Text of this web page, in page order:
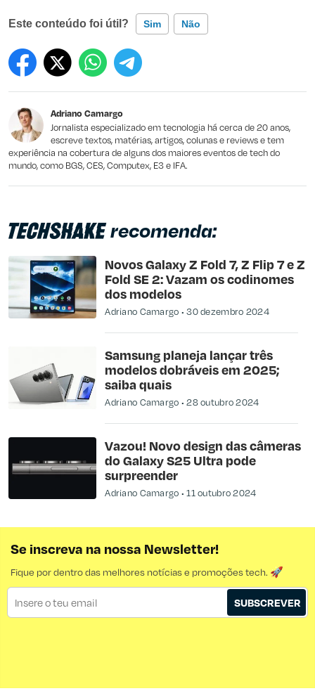
Este conteúdo foi útil? Sim Não
Este conteúdo contém informação incorreta
Outro
Adriano Camargo
Jornalista especializado em tecnologia há cerca de 20 anos,
escreve textos, matérias, artigos, colunas e reviews e tem
experiência na cobertura de alguns dos maiores eventos de tech do
mundo, como BGS, CES, Computex, E3 e IFA.
recomenda:
Novos Galaxy Z Fold 7, Z Flip 7 e Z
Fold SE 2: Vazam os codinomes
dos modelos
Adriano Camargo 30 dezembro 2024
Samsung planeja lançar três
modelos dobráveis em 2025;
saiba quais
Adriano Camargo 28 outubro 2024
Vazou! Novo design das câmeras
do Galaxy S25 Ultra pode
surpreender
Adriano Camargo 11 outubro 2024
Se inscreva na nossa Newsletter!
Fique por dentro das melhores notícias e promoções tech. 🚀
SUBSCREVER